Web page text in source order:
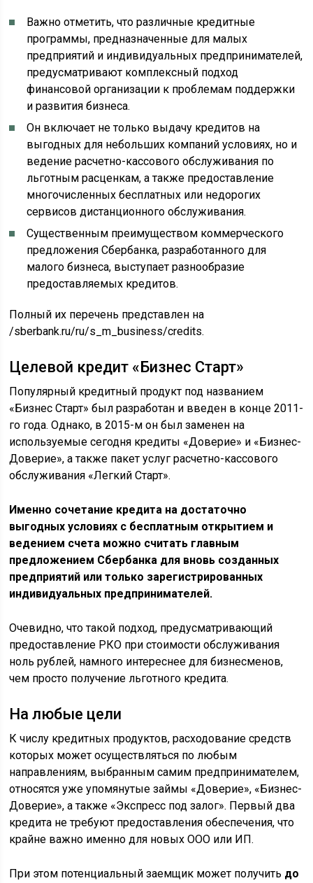
Важно отметить, что различные кредитные
программы, предназначенные для малых
предприятий и индивидуальных предпринимателей,
предусматривают комплексный подход
финансовой организации к проблемам поддержки
и развития бизнеса.
Он включает не только выдачу кредитов на
выгодных для небольших компаний условиях, но и
ведение расчетно-кассового обслуживания по
льготным расценкам, а также предоставление
многочисленных бесплатных или недорогих
сервисов дистанционного обслуживания.
Существенным преимуществом коммерческого
предложения Сбербанка, разработанного для
малого бизнеса, выступает разнообразие
предоставляемых кредитов.
Полный их перечень представлен на
/sberbank.ru/ru/s_m_business/credits.
Целевой кредит «Бизнес Старт»
Популярный кредитный продукт под названием
«Бизнес Старт» был разработан и введен в конце 2011-
го года. Однако, в 2015-м он был заменен на
используемые сегодня кредиты «Доверие» и «Бизнес-
Доверие», а также пакет услуг расчетно-кассового
обслуживания «Легкий Старт».
Именно сочетание кредита на достаточно
выгодных условиях с бесплатным открытием и
ведением счета можно считать главным
предложением Сбербанка для вновь созданных
предприятий или только зарегистрированных
индивидуальных предпринимателей.
Очевидно, что такой подход, предусматривающий
предоставление РКО при стоимости обслуживания
ноль рублей, намного интереснее для бизнесменов,
чем просто получение льготного кредита.
На любые цели
К числу кредитных продуктов, расходование средств
которых может осуществляться по любым
направлениям, выбранным самим предпринимателем,
относятся уже упомянутые займы «Доверие», «Бизнес-
Доверие», а также «Экспресс под залог». Первый два
кредита не требуют предоставления обеспечения, что
крайне важно именно для новых ООО или ИП.
При этом потенциальный заемщик может получить до